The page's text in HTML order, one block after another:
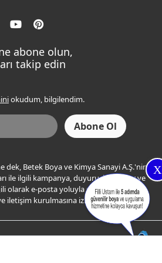
X
Hizmeti
Koşulları
abone olun,
takip edin
okudum, bilgilendim.
dek, Betek Boya ve Kimya Sanayi A.Ş.'nin
ile ilgili kampanya, duyuru, hizmetler ve
olarak e-posta yoluyla şahsıma
iletişim kurulmasına izin veriyorum.